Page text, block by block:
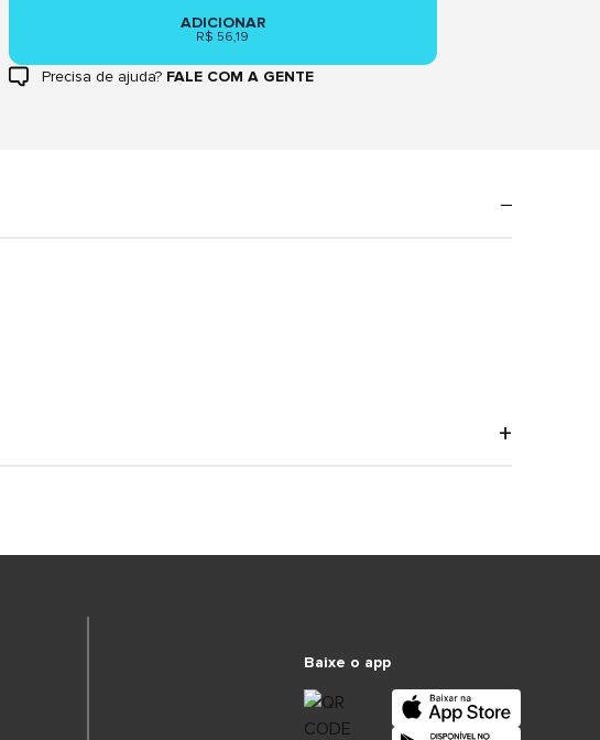
ADICIONAR
R$ 56,19
Precisa de ajuda? FALE COM A GENTE
Baixe o app